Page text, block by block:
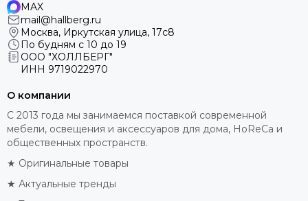
MAX
mail@hallberg.ru
Москва, Иркутская улица, 17с8
По будням с 10 до 19
ООО "ХОЛЛБЕРГ"
ИНН 9719022970
О компании
С 2013 года мы занимаемся поставкой современной
мебели, освещения и аксессуаров для дома, HoReCa и
общественных пространств.
★ Оригинальные товары
★ Актуальные тренды